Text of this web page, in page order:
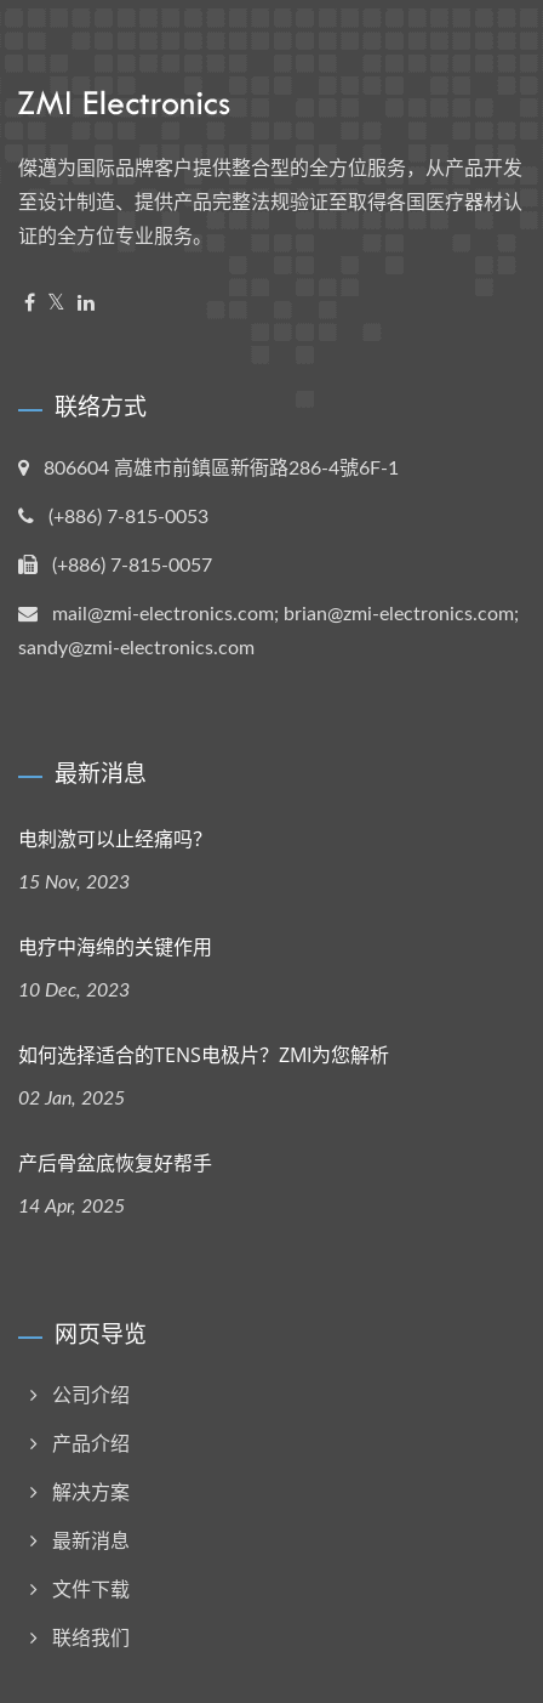
傑邁为国际品牌客户提供整合型的全方位服务，从产品开发
至设计制造、提供产品完整法规验证至取得各国医疗器材认
证的全方位专业服务。
联络方式
806604 高雄市前鎮區新衙路286-4號6F-1
(+886) 7-815-0053
(+886) 7-815-0057
mail@zmi-electronics.com; brian@zmi-electronics.com;
sandy@zmi-electronics.com
最新消息
电刺激可以止经痛吗？
15 Nov, 2023
电疗中海绵的关键作用
10 Dec, 2023
如何选择适合的TENS电极片？ZMI为您解析
02 Jan, 2025
产后骨盆底恢复好帮手
14 Apr, 2025
网页导览
公司介绍
产品介绍
解决方案
最新消息
文件下载
联络我们